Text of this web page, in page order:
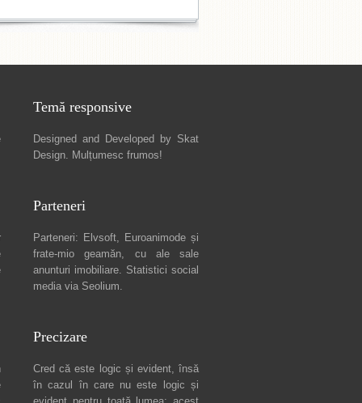
Temă responsive
Designed and Developed by Skat
Design. Mulțumesc frumos!
Parteneri
Parteneri: Elvsoft, Euroanimode și
frate-mio geamăn, cu ale sale
anunturi imobiliare. Statistici social
media via Seolium.
Precizare
Cred că este logic și evident, însă
în cazul în care nu este logic și